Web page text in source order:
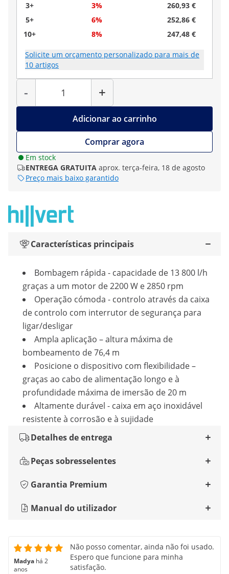
3+
3%
260,93 €
5+
6%
252,86 €
10+
8% 247,48 €
Solicite um orçamento personalizado para mais de
10 artigos
-
Quantidade
+
Adicionar ao carrinho
Comprar agora
Em stock
ENTREGA GRATUITA aprox. terça-feira, 18 de agosto
Preço mais baixo garantido
Características principais
Bombagem rápida - capacidade de 13 800 l/h
graças a um motor de 2200 W e 2850 rpm
Operação cómoda - controlo através da caixa
de controlo com interrutor de segurança para
ligar/desligar
Ampla aplicação – altura máxima de
bombeamento de 76,4 m
Posicione o dispositivo com flexibilidade –
graças ao cabo de alimentação longo e à
profundidade máxima de imersão de 20 m
Altamente durável - caixa em aço inoxidável
resistente à corrosão e à sujidade
Detalhes de entrega
Peças sobresselentes
Garantia Premium
Manual do utilizador
Madya há 2
anos
Não posso comentar, ainda não foi usado.
Espero que funcione para minha
satisfação.